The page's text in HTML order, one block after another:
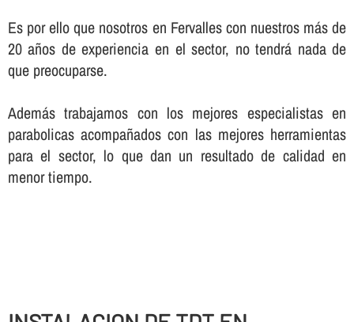
Es por ello que nosotros en Fervalles con nuestros más de
20 años de experiencia en el sector, no tendrá nada de
que preocuparse.
Además trabajamos con los mejores especialistas en
parabolicas acompañados con las mejores herramientas
para el sector, lo que dan un resultado de calidad en
menor tiempo.